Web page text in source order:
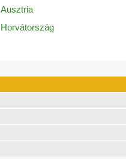
Ausztria
Horvátország